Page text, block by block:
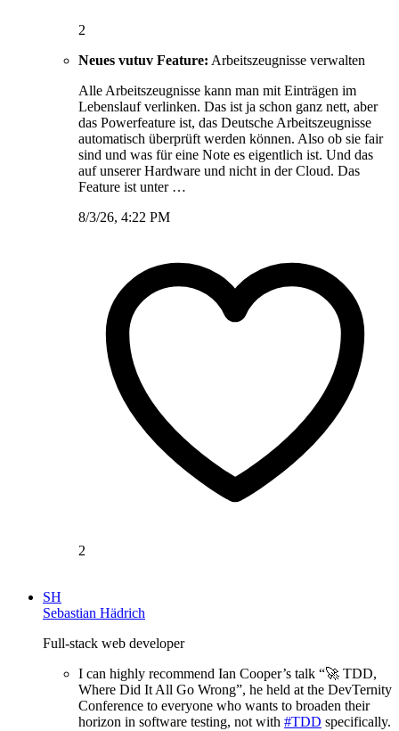
2
Neues vutuv Feature: Arbeitszeugnisse verwalten
Alle Arbeitszeugnisse kann man mit Einträgen im
Lebenslauf verlinken. Das ist ja schon ganz nett, aber
das Powerfeature ist, das Deutsche Arbeitszeugnisse
automatisch überprüft werden können. Also ob sie fair
sind und was für eine Note es eigentlich ist. Und das
auf unserer Hardware und nicht in der Cloud. Das
Feature ist unter …
8/3/26, 4:22 PM
2
SH
Sebastian Hädrich
Full-stack web developer
I can highly recommend Ian Cooper’s talk “🚀 TDD,
Where Did It All Go Wrong”, he held at the DevTernity
Conference to everyone who wants to broaden their
horizon in software testing, not with #TDD specifically.